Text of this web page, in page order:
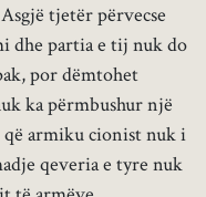
tjetër përvecse
dhe partia e tij nuk do
por dëmtohet
ka përmbushur një
armiku cionist nuk i
qeveria e tyre nuk